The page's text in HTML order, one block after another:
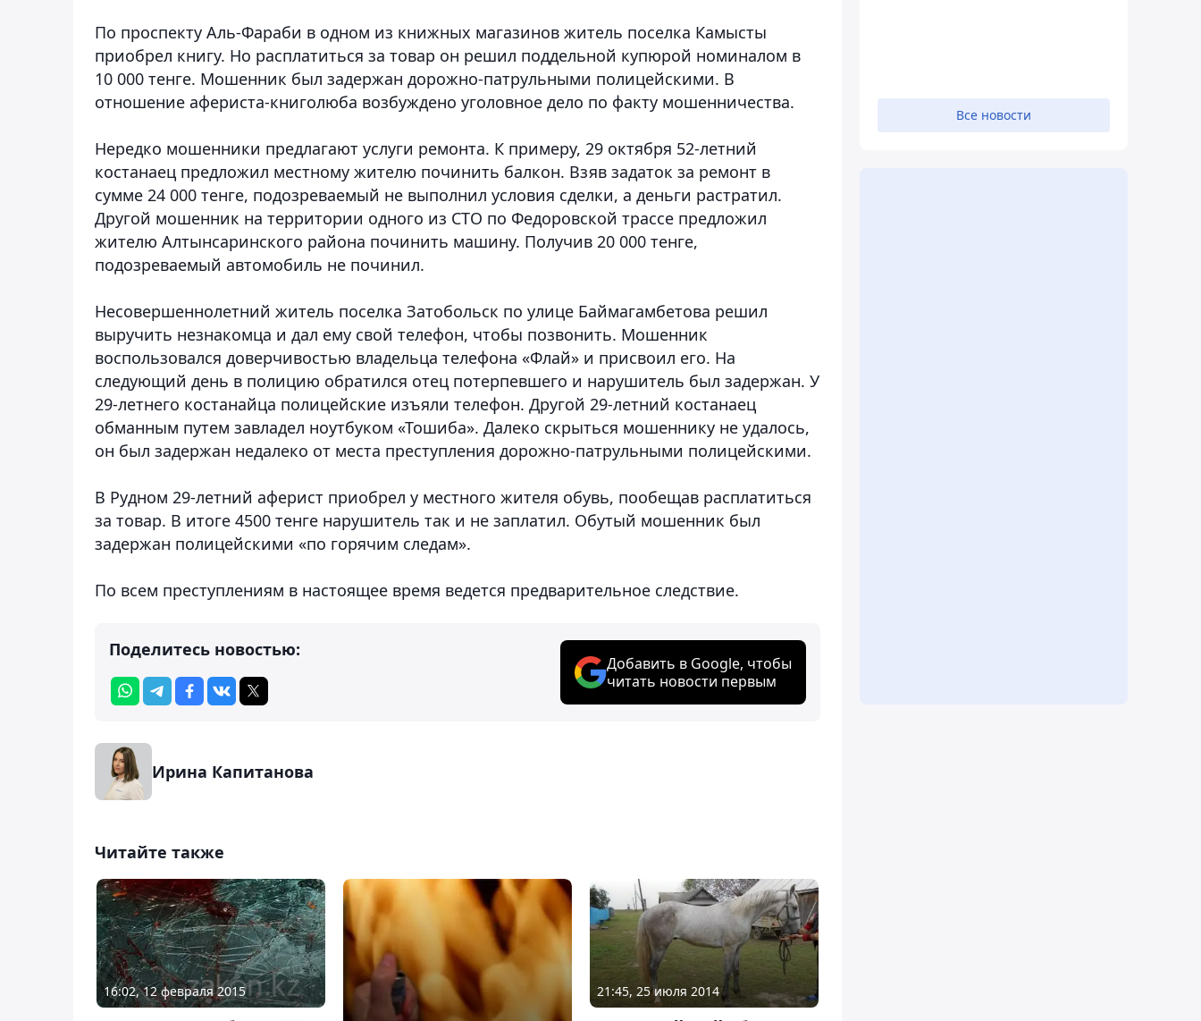
По проспекту Аль-Фараби в одном из книжных магазинов житель поселка Камысты
приобрел книгу. Но расплатиться за товар он решил поддельной купюрой номиналом в
10 000 тенге. Мошенник был задержан дорожно-патрульными полицейскими. В
отношение афериста-книголюба возбуждено уголовное дело по факту мошенничества.
Нередко мошенники предлагают услуги ремонта. К примеру, 29 октября 52-летний
костанаец предложил местному жителю починить балкон. Взяв задаток за ремонт в
сумме 24 000 тенге, подозреваемый не выполнил условия сделки, а деньги растратил.
Другой мошенник на территории одного из СТО по Федоровской трассе предложил
жителю Алтынсаринского района починить машину. Получив 20 000 тенге,
подозреваемый автомобиль не починил.
Несовершеннолетний житель поселка Затобольск по улице Баймагамбетова решил
выручить незнакомца и дал ему свой телефон, чтобы позвонить. Мошенник
воспользовался доверчивостью владельца телефона «Флай» и присвоил его. На
следующий день в полицию обратился отец потерпевшего и нарушитель был задержан. У
29-летнего костанайца полицейские изъяли телефон. Другой 29-летний костанаец
обманным путем завладел ноутбуком «Тошиба». Далеко скрыться мошеннику не удалось,
он был задержан недалеко от места преступления дорожно-патрульными полицейскими.
В Рудном 29-летний аферист приобрел у местного жителя обувь, пообещав расплатиться
за товар. В итоге 4500 тенге нарушитель так и не заплатил. Обутый мошенник был
задержан полицейскими «по горячим следам».
По всем преступлениям в настоящее время ведется предварительное следствие.
Поделитесь новостью:
Добавить в Google, чтобы
читать новости первым
Ирина Капитанова
Читайте также
16:02, 12 февраля 2015 21:45, 25 июля 2014
Все новости